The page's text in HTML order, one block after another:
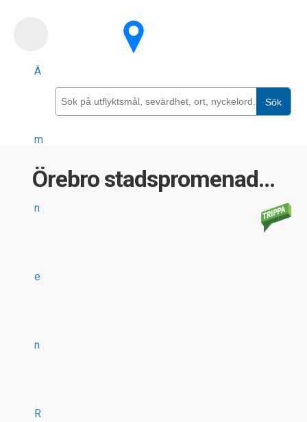
Ä
m
n
e
n
R
Sök
Örebro stadspromenad...